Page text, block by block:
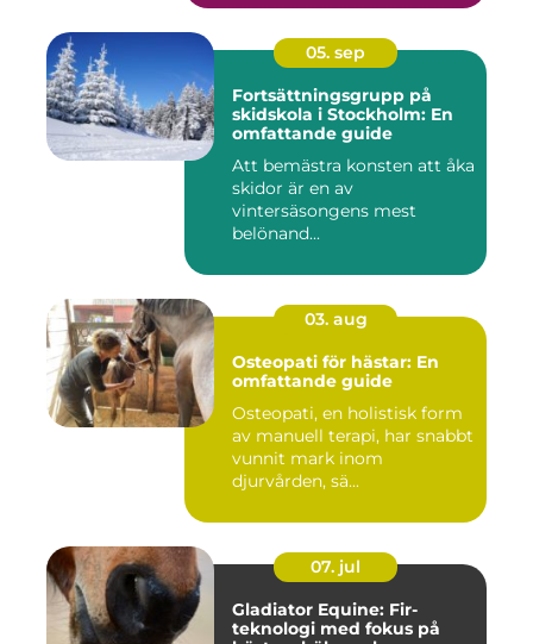
05. sep
Fortsättningsgrupp på
skidskola i Stockholm: En
omfattande guide
Att bemästra konsten att åka
skidor är en av
vintersäsongens mest
belönand...
03. aug
Osteopati för hästar: En
omfattande guide
Osteopati, en holistisk form
av manuell terapi, har snabbt
vunnit mark inom
djurvården, sä...
07. jul
Gladiator Equine: Fir-
teknologi med fokus på